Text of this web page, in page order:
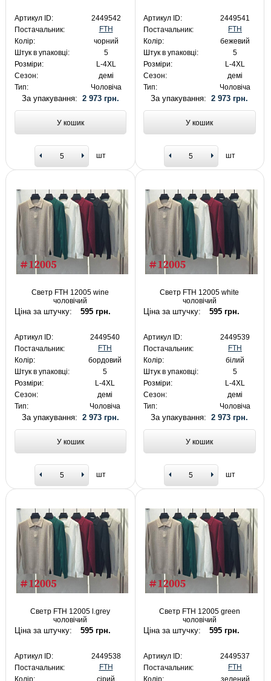
Артикул ID:
2449542
Постачальник:
FTH
Колір:
чорний
Штук в упаковці:
5
Розміри:
L-4XL
Сезон:
демі
Тип:
Чоловіча
За упакування: 2 973 грн.
У кошик
шт
Артикул ID:
2449541
Постачальник:
FTH
Колір:
бежевий
Штук в упаковці:
5
Розміри:
L-4XL
Сезон:
демі
Тип:
Чоловіча
За упакування:2 973 грн.
У кошик
шт
Светр FTH 12005 wine
чоловічий
Ціна за штучку: 595 грн.
Артикул ID:
2449540
Постачальник:
FTH
Колір:
бордовий
Штук в упаковці:
5
Розміри:
L-4XL
Сезон:
демі
Тип:
Чоловіча
За упакування: 2 973 грн.
У кошик
шт
Светр FTH 12005 white
чоловічий
Ціна за штучку: 595 грн.
Артикул ID:
2449539
Постачальник:
FTH
Колір:
білий
Штук в упаковці:
5
Розміри:
L-4XL
Сезон:
демі
Тип:
Чоловіча
За упакування:2 973 грн.
У кошик
шт
Светр FTH 12005 l.grey
чоловічий
Ціна за штучку: 595 грн.
Артикул ID:
2449538
Постачальник:
FTH
Светр FTH 12005 green
чоловічий
Ціна за штучку: 595 грн.
Артикул ID:
2449537
Постачальник:
FTH